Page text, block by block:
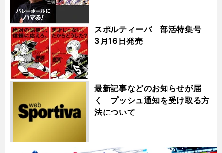
スポルティーバ 部活特集号
3月16日発売
最新記事などのお知らせが届
く プッシュ通知を受け取る方
法について